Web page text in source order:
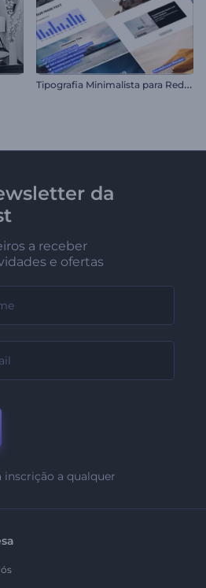
T
ipografia Minimalista para Redes Sociais
da
a receber
e ofertas
inscrição a qualquer